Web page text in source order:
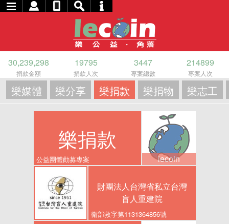
30,239,298
捐款金額
19795
捐款人次
3447
專案總數
214899
專案人次
樂媒體 樂分享 樂捐款 樂捐物 樂志工
樂捐款
公益團體勸募專案 lecoin
財團法人台灣省私立台灣
盲人重建院
衛部救字第1131364856號